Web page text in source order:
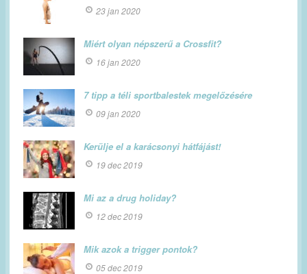
23 jan 2020
Miért olyan népszerű a Crossfit?
16 jan 2020
7 tipp a téli sportbalestek megelőzésére
09 jan 2020
Kerülje el a karácsonyi hátfájást!
19 dec 2019
Mi az a drug holiday?
12 dec 2019
Mik azok a trigger pontok?
05 dec 2019